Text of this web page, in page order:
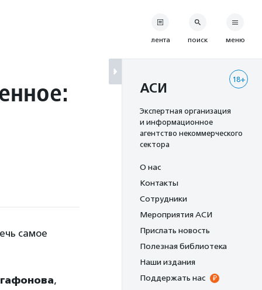
самое
,
лента поиск меню
18+
АСИ
Экспертная организация
и информационное
агентство некоммерческого
сектора
О нас
Контакты
Сотрудники
Мероприятия АСИ
Прислать новость
Полезная библиотека
Наши издания
Поддержать нас